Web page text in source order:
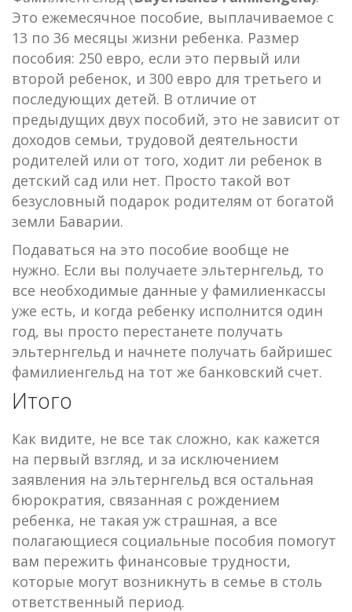
Это ежемесячное пособие, выплачиваемое с
13 по 36 месяцы жизни ребенка. Размер
пособия: 250 евро, если это первый или
второй ребенок, и 300 евро для третьего и
последующих детей. В отличие от
предыдущих двух пособий, это не зависит от
доходов семьи, трудовой деятельности
родителей или от того, ходит ли ребенок в
детский сад или нет. Просто такой вот
безусловный подарок родителям от богатой
земли Баварии.
Подаваться на это пособие вообще не
нужно. Если вы получаете эльтернгельд, то
все необходимые данные у фамилиенкассы
уже есть, и когда ребенку исполнится один
год, вы просто перестанете получать
эльтернгельд и начнете получать байришес
фамилиенгельд на тот же банковский счет.
Итого
Как видите, не все так сложно, как кажется
на первый взгляд, и за исключением
заявления на эльтернгельд вся остальная
бюрократия, связанная с рождением
ребенка, не такая уж страшная, а все
полагающиеся социальные пособия помогут
вам пережить финансовые трудности,
которые могут возникнуть в семье в столь
ответственный период.